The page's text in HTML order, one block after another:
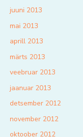
juuni 2013
mai 2013
aprill 2013
märts 2013
veebruar 2013
jaanuar 2013
detsember 2012
november 2012
oktoober 2012